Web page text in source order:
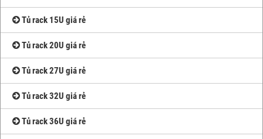
Tủ rack 15U giá rẻ
Tủ rack 20U giá rẻ
Tủ rack 27U giá rẻ
Tủ rack 32U giá rẻ
Tủ rack 36U giá rẻ